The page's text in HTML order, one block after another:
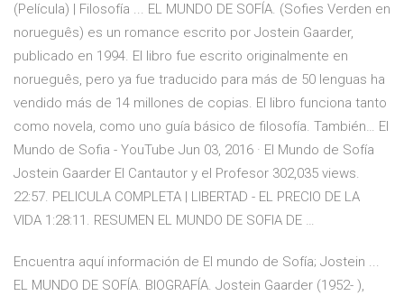
(Película) | Filosofía ... EL MUNDO DE SOFÍA. (Sofies Verden en
norueguês) es un romance escrito por Jostein Gaarder,
publicado en 1994. El libro fue escrito originalmente en
norueguês, pero ya fue traducido para más de 50 lenguas ha
vendido más de 14 millones de copias. El libro funciona tanto
como novela, como uno guía básico de filosofía. También… El
Mundo de Sofia - YouTube Jun 03, 2016 · El Mundo de Sofía
Jostein Gaarder El Cantautor y el Profesor 302,035 views.
22:57. PELICULA COMPLETA | LIBERTAD - EL PRECIO DE LA
VIDA 1:28:11. RESUMEN EL MUNDO DE SOFIA DE …
Encuentra aquí información de El mundo de Sofía; Jostein ...
EL MUNDO DE SOFÍA. BIOGRAFÍA. Jostein Gaarder (1952- ),